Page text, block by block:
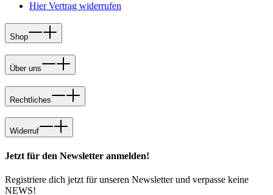
Hier Vertrag widerrufen
Shop
Über uns
Rechtliches
Widerruf
Jetzt für den Newsletter anmelden!
Registriere dich jetzt für unseren Newsletter und verpasse keine
NEWS!